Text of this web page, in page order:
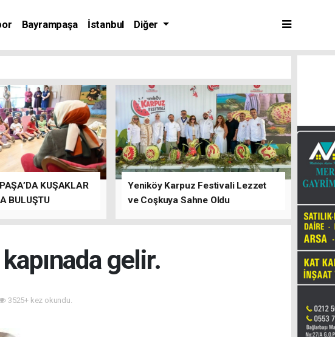
Bayrampaşa İstanbul Diğer
KUŞAKLAR
BULUŞTU
Yeniköy Karpuz Festivali Lezzet
ve Coşkuya Sahne Oldu
gelir.
3525+ kez okundu.